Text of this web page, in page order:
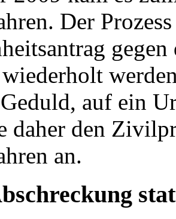
Der
auf ein
daher den
an.